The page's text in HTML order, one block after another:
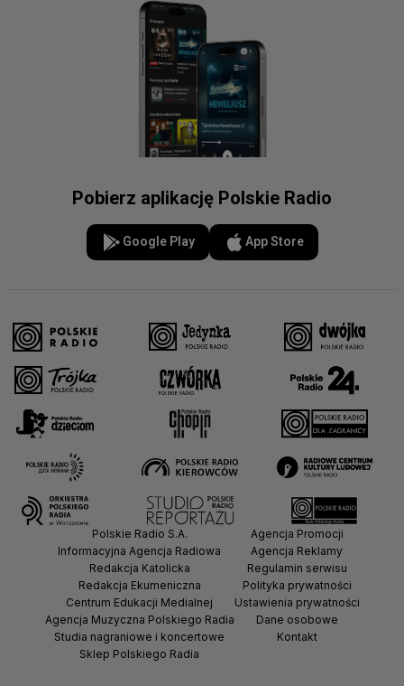
Pobierz aplikację Polskie Radio
Google Play App Store
Polskie Radio S.A.
Informacyjna Agencja Radiowa
Redakcja Katolicka
Redakcja Ekumeniczna
Centrum Edukacji Medialnej
Agencja Muzyczna Polskiego Radia
Studia nagraniowe i koncertowe
Sklep Polskiego Radia
Agencja Promocji
Agencja Reklamy
Regulamin serwisu
Polityka prywatności
Ustawienia prywatności
Dane osobowe
Kontakt